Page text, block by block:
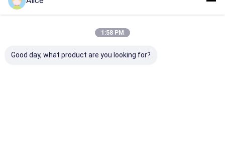
推薦されたプロダクト
1:58 PM
Good day, what product are you looking for?